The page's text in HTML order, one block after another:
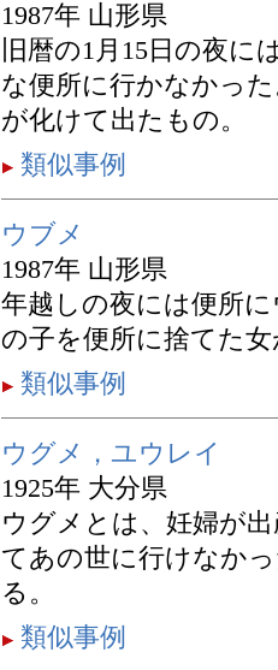
1987年 山形県
旧暦の1月15日の夜
な便所に行かなかっ
が化けて出たもの。
類似事例
ウブメ
1987年 山形県
年越しの夜には便所
の子を便所に捨てた
類似事例
ウグメ，ユウレイ
1925年 大分県
ウグメとは、妊婦が
てあの世に行けなか
る。
類似事例